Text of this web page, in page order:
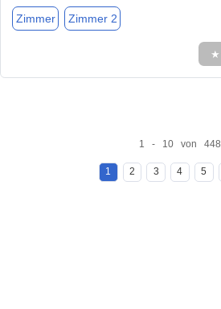
Zimmer Zimmer 2
★
1 - 10 von 448
1 2 3 4 5